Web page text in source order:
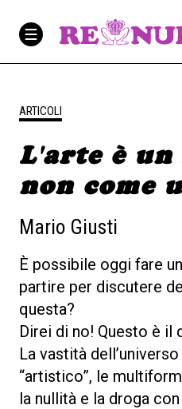
ARTICOLI
L'arte è un
non come
Mario Giusti
È possibile oggi fare
partire per discutere
questa?
Direi di no! Questo è il
La vastità
“artistico”, le
la nullità e la droga